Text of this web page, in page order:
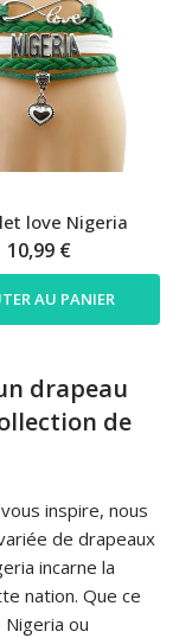
love Nigeria
10,99 €
AU PANIER
drapeau
de
inspire, nous
de drapeaux
incarne la
nation. Que ce
ou